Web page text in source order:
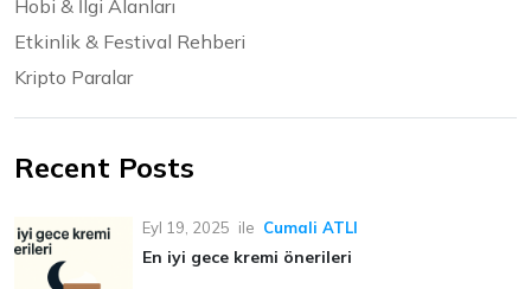
Hobi & İlgi Alanları
Etkinlik & Festival Rehberi
Kripto Paralar
Recent Posts
Eyl 19, 2025 ile Cumali ATLI
En iyi gece kremi önerileri